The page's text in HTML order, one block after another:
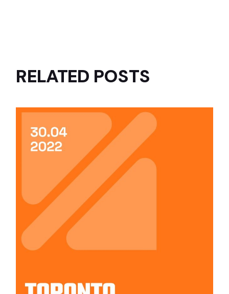
RELATED POSTS